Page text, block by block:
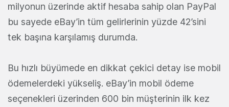
milyonun üzerinde aktif hesaba sahip olan PayPal
bu sayede eBay’in tüm gelirlerinin yüzde 42’sini
tek başına karşılamış durumda.
Bu hızlı büyümede en dikkat çekici detay ise mobil
ödemelerdeki yükseliş. eBay’in mobil ödeme
seçenekleri üzerinden 600 bin müşterinin ilk kez